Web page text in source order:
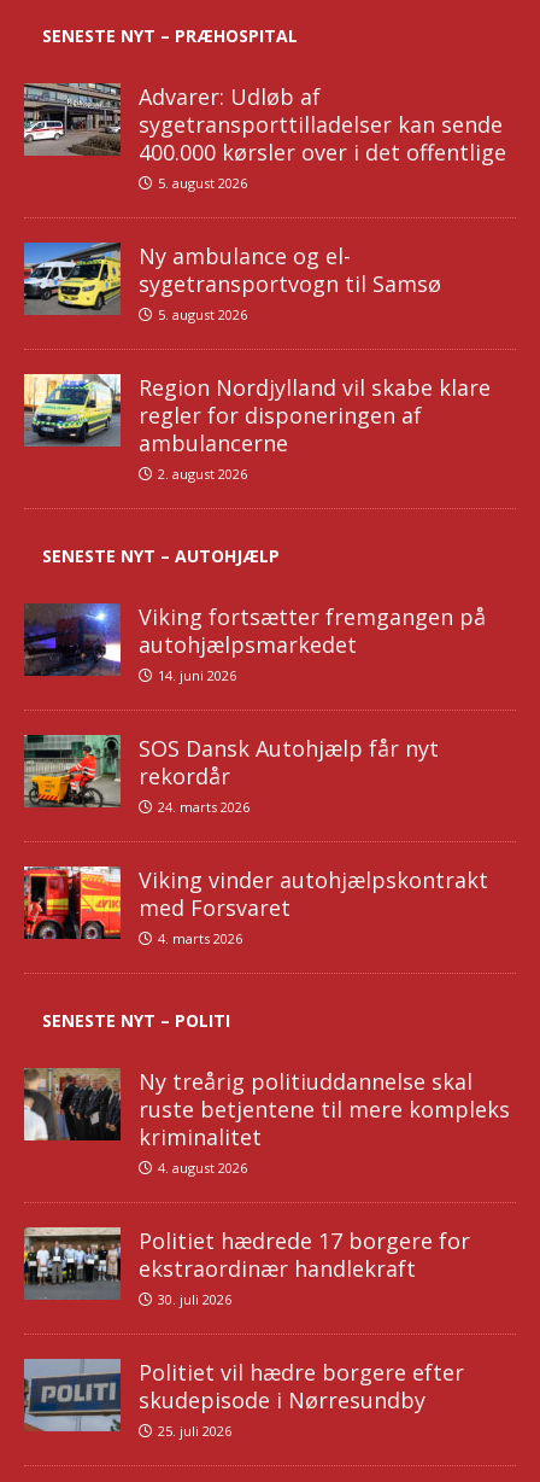
SENESTE NYT – PRÆHOSPITAL
Advarer: Udløb af
sygetransporttilladelser kan sende
400.000 kørsler over i det offentlige
5. august 2026
Ny ambulance og el-
sygetransportvogn til Samsø
5. august 2026
Region Nordjylland vil skabe klare
regler for disponeringen af
ambulancerne
2. august 2026
SENESTE NYT – AUTOHJÆLP
Viking fortsætter fremgangen på
autohjælpsmarkedet
14. juni 2026
SOS Dansk Autohjælp får nyt
rekordår
24. marts 2026
Viking vinder autohjælpskontrakt
med Forsvaret
4. marts 2026
SENESTE NYT – POLITI
Ny treårig politiuddannelse skal
ruste betjentene til mere kompleks
kriminalitet
4. august 2026
Politiet hædrede 17 borgere for
ekstraordinær handlekraft
30. juli 2026
Politiet vil hædre borgere efter
skudepisode i Nørresundby
25. juli 2026